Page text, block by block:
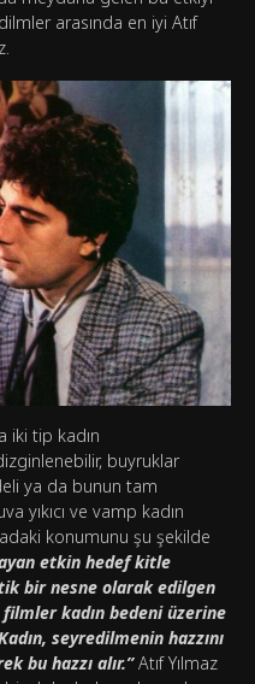
arasında en iyi Atıf
iki tip kadın
buyruklar
ya da bunun tam
yıkıcı ve vamp kadın
konumunu şu şekilde
etkin hedef kitle
bir nesne olarak edilgen
kadın bedeni üzerine
seyredilmenin hazzını
bu hazzı alır.”Atıf Yılmaz